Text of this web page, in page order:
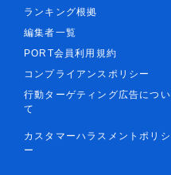
ランキング根拠
編集者一覧
PORT会員利用規約
コンプライアンスポリシー
行動ターゲティング広告につい
て
カスタマーハラスメントポリシ
ー